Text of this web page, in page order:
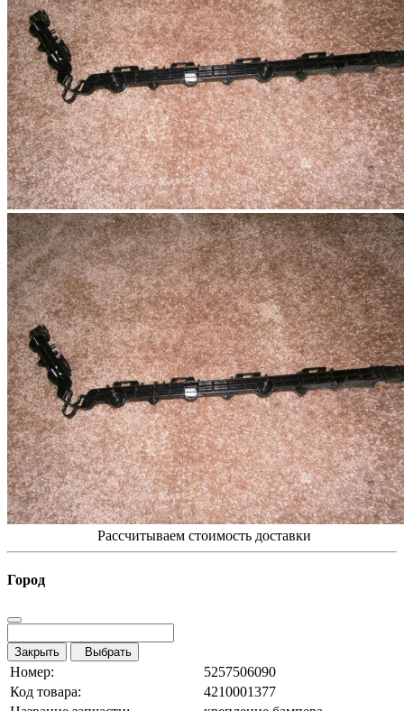
Рассчитываем стоимость доставки
Город
Закрыть Выбрать
Номер:
5257506090
Код товара:
4210001377